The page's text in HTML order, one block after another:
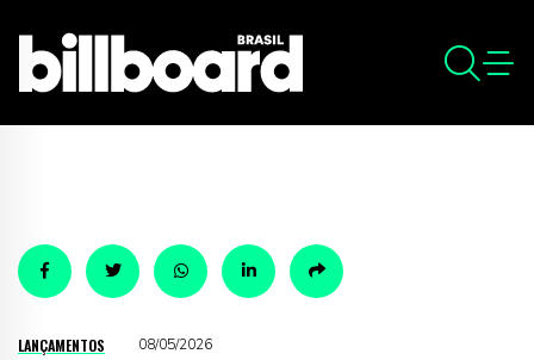
LANÇAMENTOS 08/05/2026